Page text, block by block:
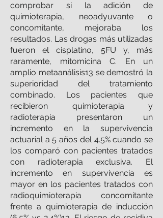
comprobar si la adición de
quimioterapia, neoadyuvante o
concomitante, mejoraba los
resultados. Las drogas más utilizadas
fueron el cisplatino, 5FU y, más
raramente, mitomicina C. En un
amplio metaanálisis13 se demostró la
superioridad del tratamiento
combinado. Los pacientes que
recibieron quimioterapia y
radioterapia presentaron un
incremento en la supervivencia
actuarial a 5 años del 4.5% cuando se
los comparó con pacientes tratados
con radioterapia exclusiva. El
incremento en supervivencia es
mayor en los pacientes tratados con
radioquimioterapia concomitante
frente a quimioterapia de inducción